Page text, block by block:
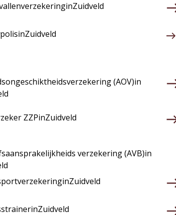
inZuidveld
inZuidveld
(AOV)in
ZZPinZuidveld
verzekering (AVB)in
inZuidveld
inZuidveld